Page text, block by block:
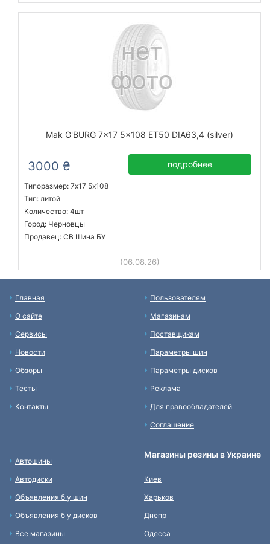
Mak G'BURG 7x17 5x108 ET50 DIA63,4 (silver)
3000 ₴ подробнее
Типоразмер: 7x17 5х108
Тип: литой
Количество: 4шт
Город: Черновцы
Продавец: СВ Шина БУ
(06.08.26)
Главная
О сайте
Сервисы
Новости
Обзоры
Тесты
Контакты
Пользователям
Магазинам
Поставщикам
Параметры шин
Параметры дисков
Реклама
Для правообладателей
Соглашение
Автошины
Автодиски
Объявления б у шин
Объявления б у дисков
Все магазины
Магазины резины в Украине
Киев
Харьков
Днепр
Одесса